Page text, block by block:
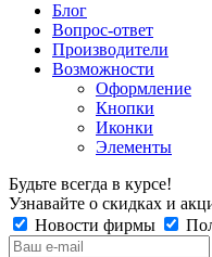
Блог
Вопрос-ответ
Производители
Возможности
Оформление
Кнопки
Иконки
Элементы
Будьте всегда в курсе!
Узнавайте о скидках и
Новости фирмы